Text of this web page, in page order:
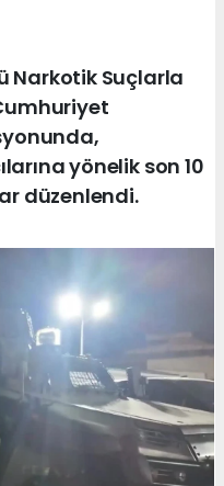
Narkotik Suçlarla
yönelik son 10
düzenlendi.